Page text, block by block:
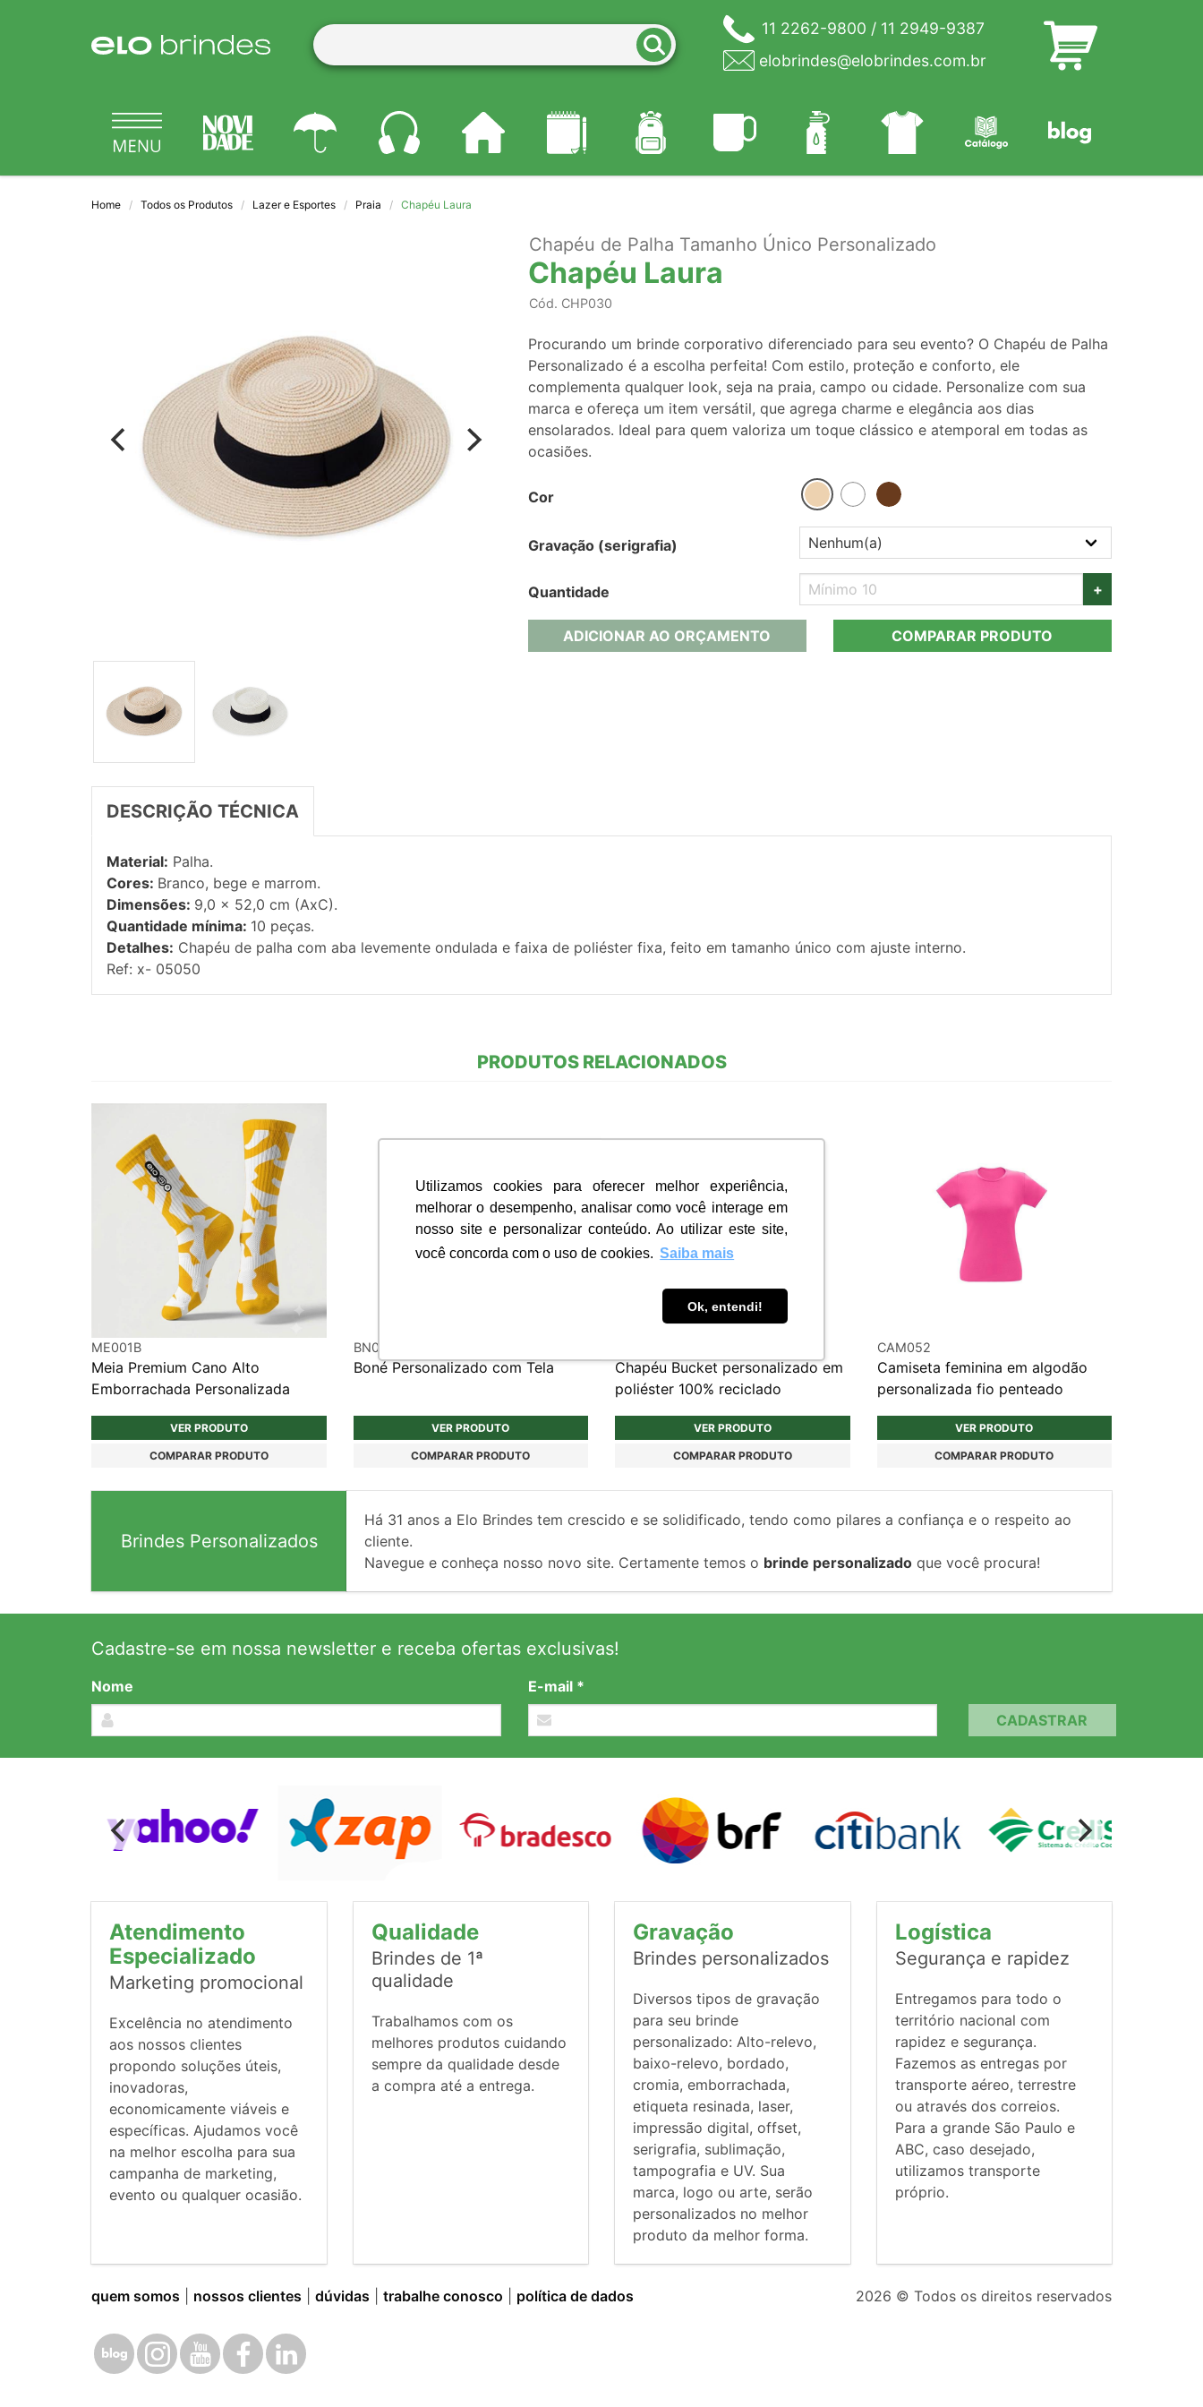
Utilizamos cookies para oferecer melhor experiência,
melhorar o desempenho, analisar como você interage em
nosso site e personalizar conteúdo. Ao utilizar este site,
você concorda com o uso de cookies. Saiba mais
Ok, entendi!
11 2262-9800 / 11 2949-9387
elobrindes@elobrindes.com.br
Home Todos os Produtos Lazer e Esportes Praia Chapéu Laura
Chapéu de Palha Tamanho Único Personalizado
Chapéu Laura
Cód. CHP030
Procurando um brinde corporativo diferenciado para seu evento? O Chapéu de Palha
Personalizado é a escolha perfeita! Com estilo, proteção e conforto, ele
complementa qualquer look, seja na praia, campo ou cidade. Personalize com sua
marca e ofereça um item versátil, que agrega charme e elegância aos dias
ensolarados. Ideal para quem valoriza um toque clássico e atemporal em todas as
ocasiões.
Cor
Gravação (serigrafia)
Quantidade +
ADICIONAR AO ORÇAMENTO COMPARAR PRODUTO
DESCRIÇÃO TÉCNICA
Material: Palha.
Cores: Branco, bege e marrom.
Dimensões: 9,0 x 52,0 cm (AxC).
Quantidade mínima: 10 peças.
Detalhes: Chapéu de palha com aba levemente ondulada e faixa de poliéster fixa, feito em tamanho único com ajuste interno.
Ref: x- 05050
PRODUTOS RELACIONADOS
ME001B
Meia Premium Cano Alto
Emborrachada Personalizada
VER PRODUTO
COMPARAR PRODUTO
BN017
Boné Personalizado com Tela
VER PRODUTO
COMPARAR PRODUTO
Chapéu Bucket personalizado em
poliéster 100% reciclado
VER PRODUTO
COMPARAR PRODUTO
CAM052
Camiseta feminina em algodão
personalizada fio penteado
VER PRODUTO
COMPARAR PRODUTO
Brindes Personalizados
Há 31 anos a Elo Brindes tem crescido e se solidificado, tendo como pilares a confiança e o respeito ao
cliente.
Navegue e conheça nosso novo site. Certamente temos o brinde personalizado que você procura!
Cadastre-se em nossa newsletter e receba ofertas exclusivas!
Nome
E-mail *
CADASTRAR
Atendimento
Especializado
Marketing promocional
Excelência no atendimento
aos nossos clientes
propondo soluções úteis,
inovadoras,
economicamente viáveis e
específicas. Ajudamos você
na melhor escolha para sua
campanha de marketing,
evento ou qualquer ocasião.
Qualidade
Brindes de 1ª
qualidade
Trabalhamos com os
melhores produtos cuidando
sempre da qualidade desde
a compra até a entrega.
Gravação
Brindes personalizados
Diversos tipos de gravação
para seu brinde
personalizado: Alto-relevo,
baixo-relevo, bordado,
cromia, emborrachada,
etiqueta resinada, laser,
impressão digital, offset,
serigrafia, sublimação,
tampografia e UV. Sua
marca, logo ou arte, serão
personalizados no melhor
produto da melhor forma.
Logística
Segurança e rapidez
Entregamos para todo o
território nacional com
rapidez e segurança.
Fazemos as entregas por
transporte aéreo, terrestre
ou através dos correios.
Para a grande São Paulo e
ABC, caso desejado,
utilizamos transporte
próprio.
quem somos nossos clientes dúvidas trabalhe conosco política de dados 2026 © Todos os direitos reservados